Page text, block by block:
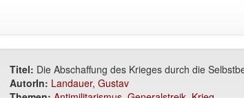
Titel: Die Abschaffung des Krieges durch die
AutorIn: Landauer, Gustav